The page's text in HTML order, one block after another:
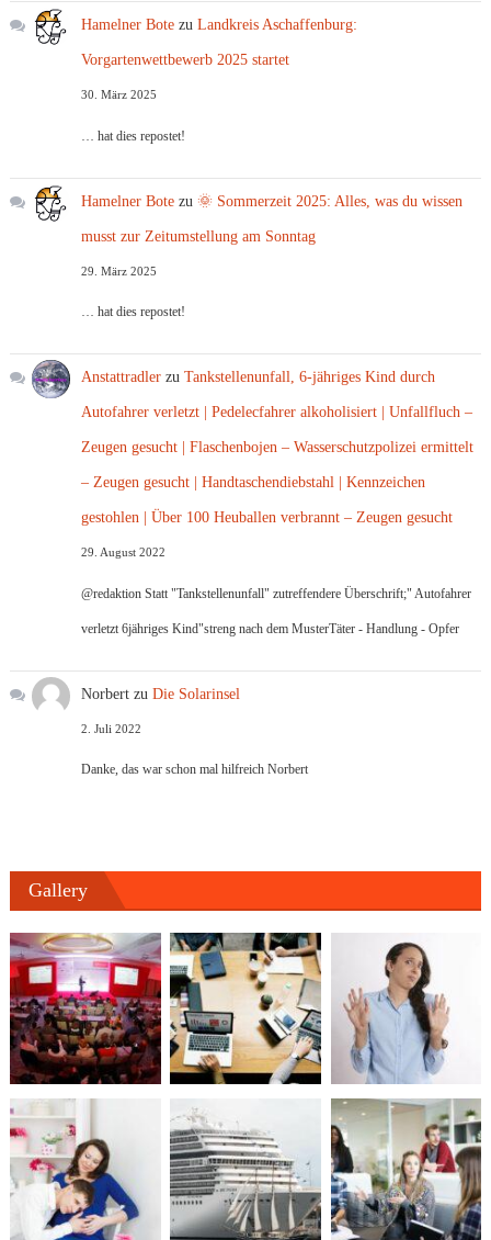
Hamelner Bote zuLandkreis Aschaffenburg:
Vorgartenwettbewerb 2025 startet
30. März 2025
… hat dies repostet!
Hamelner Bote zu🌞 Sommerzeit 2025: Alles, was du wissen
musst zur Zeitumstellung am Sonntag
29. März 2025
… hat dies repostet!
Anstattradler zuTankstellenunfall, 6-jähriges Kind durch
Autofahrer verletzt | Pedelecfahrer alkoholisiert | Unfallfluch –
Zeugen gesucht | Flaschenbojen – Wasserschutzpolizei ermittelt
– Zeugen gesucht | Handtaschendiebstahl | Kennzeichen
gestohlen | Über 100 Heuballen verbrannt – Zeugen gesucht
29. August 2022
@redaktion Statt "Tankstellenunfall" zutreffendere Überschrift;" Autofahrer
verletzt 6jähriges Kind"streng nach dem MusterTäter - Handlung - Opfer
Norbert zuDie Solarinsel
2. Juli 2022
Danke, das war schon mal hilfreich Norbert
Gallery